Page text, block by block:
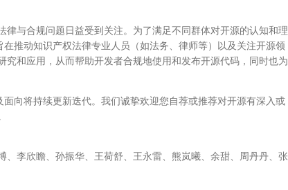
与合规问题日益受到关注。为了满足不同群体对开源的认知和理
推动知识产权法律专业人员（如法务、律师等）以及关注开源领
和应用，从而帮助开发者合规地使用和发布开源代码，同时也为
向将持续更新迭代。我们诚挚欢迎您自荐或推荐对开源有深入或
李欣瞻、孙振华、王荷舒、王永雷、熊岚曦、余甜、周丹丹、张